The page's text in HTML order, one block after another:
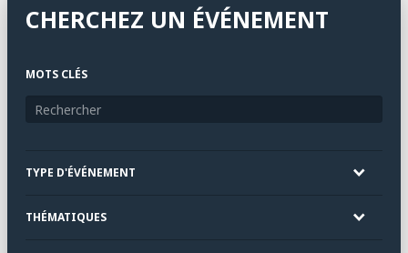
CHERCHEZ UN ÉVÉNEMENT
MOTS CLÉS
TYPE D'ÉVÉNEMENT
THÉMATIQUES